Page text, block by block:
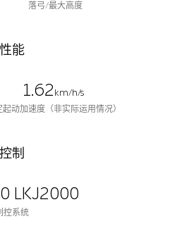
落弓/最大高度
性能
1.62 km/h/s
起动加速度（非实际运用情况）
控制
LKJ2000
控系统